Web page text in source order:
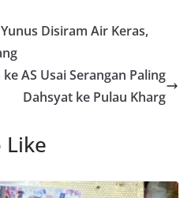
Disiram Air Keras,
AS Usai Serangan Paling
Dahsyat ke Pulau Kharg
Like